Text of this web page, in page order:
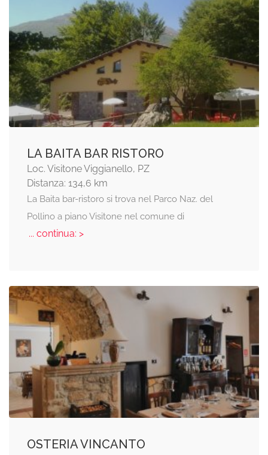
LA BAITA BAR RISTORO
Loc. Visitone Viggianello, PZ
Distanza: 134,6 km
La Baita bar-ristoro si trova nel Parco Naz. del
Pollino a piano Visitone nel comune di
... continua: >
OSTERIA VINCANTO